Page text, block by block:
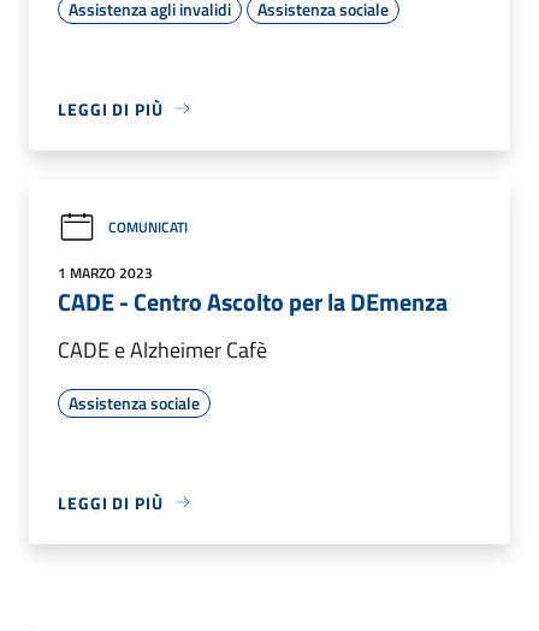
Assistenza agli invalidi Assistenza sociale
LEGGI DI PIÙ
COMUNICATI
1 MARZO 2023
CADE - Centro Ascolto per la DEmenza
CADE e Alzheimer Cafè
Assistenza sociale
LEGGI DI PIÙ